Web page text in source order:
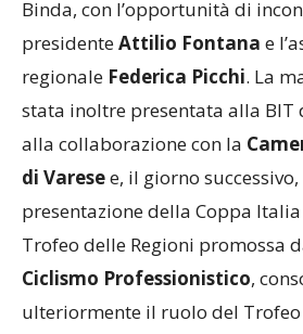
della presentazione ufficiale del
Binda, con l’opportunità di
presidenteAttilio Fontanae
regionaleFederica Picchi. La
stata inoltre presentata alla BIT
alla collaborazione con la
di Varesee, il giorno
presentazione della Coppa Italia
Trofeo delle Regioni promossa
Ciclismo Professionistico ,